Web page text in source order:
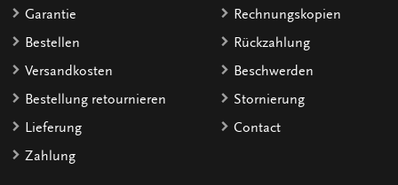
Garantie
Bestellen
Versandkosten
Bestellung retournieren
Lieferung
Zahlung
Rechnungskopien
Rückzahlung
Beschwerden
Stornierung
Contact